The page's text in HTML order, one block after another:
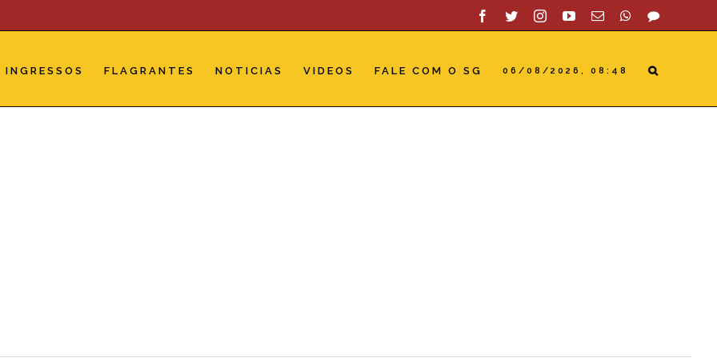
Facebook
TwitterInstagramYouTube
Email WhatsApp
SAC
INGRESSOS FLAGRANTES NOTICIAS VIDEOS FALE COM O SG 06/08/2026, 08:48